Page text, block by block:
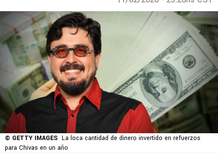
© GETTY IMAGES La loca cantidad de dinero invertido en refuerzos
para Chivas en un año